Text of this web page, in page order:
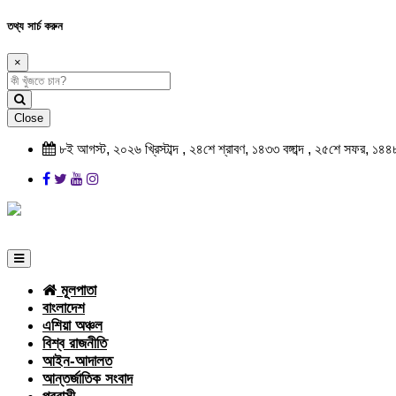
তথ্য সার্চ করুন
×
Close
৮ই আগস্ট, ২০২৬ খ্রিস্টাব্দ , ২৪শে শ্রাবণ, ১৪৩৩ বঙ্গাব্দ , ২৫শে সফর,
মূলপাতা
বাংলাদেশ
এশিয়া অঞ্চল
বিশ্ব রাজনীতি
আইন-আদালত
আন্তর্জাতিক সংবাদ